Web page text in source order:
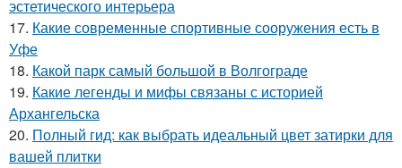
эстетического интерьера
17. Какие современные спортивные сооружения есть в
Уфе
18. Какой парк самый большой в Волгограде
19. Какие легенды и мифы связаны с историей
Архангельска
20. Полный гид: как выбрать идеальный цвет затирки для
вашей плитки